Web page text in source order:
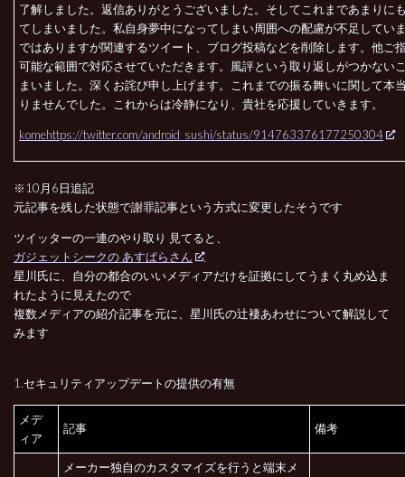
了解しました。返信ありがとうございました。そしてこれまであまりに
てしまいました。私自身夢中になってしまい周囲への配慮が不足してい
ではありますが関連するツイート、ブログ投稿などを削除します。他ご
可能な範囲で対応させていただきます。風評という取り返しがつかない
まいました。深くお詫び申し上げます。これまでの振る舞いに関して本
りませんでした。これからは冷静になり、貴社を応援していきます。
komehttps://twitter.com/android_sushi/status/914763376177250304
※10月6日追記
元記事を残した状態で謝罪記事という方式に変更したそうです
ツイッターの一連のやり取り 見てると、
ガジェットシークの あすぱらさん
星川氏に、自分の都合のいいメディアだけを証拠にしてうまく丸め込ま
れたように見えたので
複数メディアの紹介記事を元に、星川氏の辻褄あわせについて解説して
みます
1.セキュリティアップデートの提供の有無
メデ
ィア
記事 備考
メーカー独自のカスタマイズを行うと端末メ